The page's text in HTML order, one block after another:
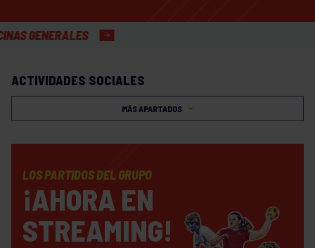
ACTIVIDADES SOCIALES
MÁS APARTADOS
LOS PARTIDOS DEL GRUPO
¡AHORA EN
STREAMING!